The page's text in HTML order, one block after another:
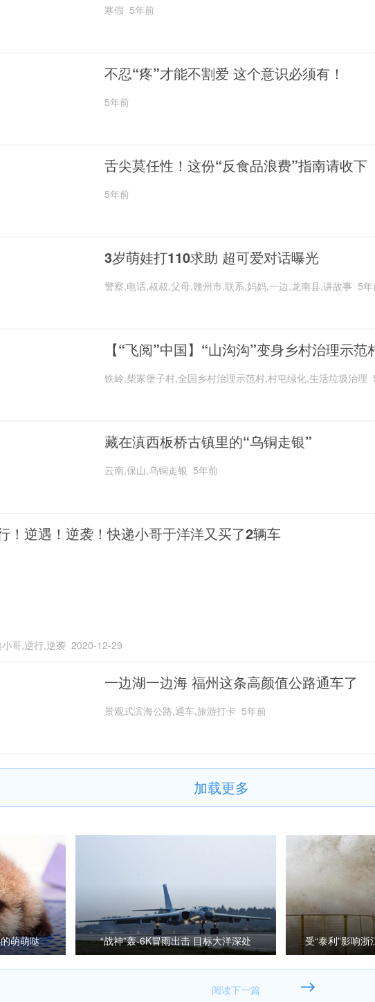
寒假 5年前
不忍“疼”才能不割爱 这个意识必须有！
5年前
舌尖莫任性！这份“反食品浪费”指南请收下
5年前
3岁萌娃打110求助 超可爱对话曝光
警察,电话,叔叔,父母,赣州市,联系,妈妈,一边,龙南县,讲故事 5
【“飞阅”中国】“山沟沟”变身乡村治理示范
铁岭,柴家堡子村,全国乡村治理示范村,村屯绿化,生活垃圾治理
藏在滇西板桥古镇里的“乌铜走银”
云南,保山,乌铜走银 5年前
！逆遇！逆袭！快递小哥于洋洋又买了2辆车
哥,逆行,逆袭 2020-12-29
一边湖一边海 福州这条高颜值公路通车了
景观式滨海公路,通车,旅游打卡 5年前
加载更多
萌萌哒 “战神”轰-6K冒雨出击 目标大洋深处 受“泰利”影响